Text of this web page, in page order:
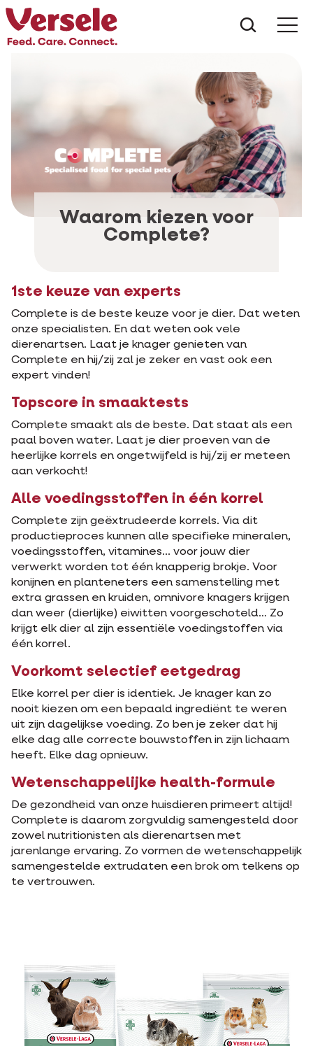
Waarom kiezen voor
Complete?
1ste keuze van experts
Complete is de beste keuze voor je dier. Dat weten
onze specialisten. En dat weten ook vele
dierenartsen. Laat je knager genieten van
Complete en hij/zij zal je zeker en vast ook een
expert vinden!
Topscore in smaaktests
Complete smaakt als de beste. Dat staat als een
paal boven water. Laat je dier proeven van de
heerlijke korrels en ongetwijfeld is hij/zij er meteen
aan verkocht!
Alle voedingsstoffen in één korrel
Complete zijn geëxtrudeerde korrels. Via dit
productieproces kunnen alle specifieke mineralen,
voedingsstoffen, vitamines... voor jouw dier
verwerkt worden tot één knapperig brokje. Voor
konijnen en planteneters een samenstelling met
extra grassen en kruiden, omnivore knagers krijgen
dan weer (dierlijke) eiwitten voorgeschoteld… Zo
krijgt elk dier al zijn essentiële voedingstoffen via
één korrel.
Voorkomt selectief eetgedrag
Elke korrel per dier is identiek. Je knager kan zo
nooit kiezen om een bepaald ingrediënt te weren
uit zijn dagelijkse voeding. Zo ben je zeker dat hij
elke dag alle correcte bouwstoffen in zijn lichaam
heeft. Elke dag opnieuw.
Wetenschappelijke health-formule
De gezondheid van onze huisdieren primeert altijd!
Complete is daarom zorgvuldig samengesteld door
zowel nutritionisten als dierenartsen met
jarenlange ervaring. Zo vormen de wetenschappelijk
samengestelde extrudaten een brok om telkens op
te vertrouwen.